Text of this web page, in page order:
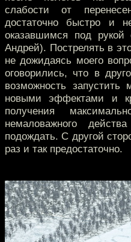
слабости от
достаточно быстро и
оказавшимся под рукой
Андрей). Пострелять в
не дожидаясь моего
оговорились, что в
возможность
новыми эффектами и
получения
немаловажного
подождать. С другой
раз и так предостаточно.